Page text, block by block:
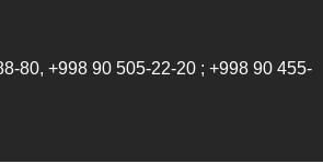
80, +998 90 505-22-20 ; +998 90 455-